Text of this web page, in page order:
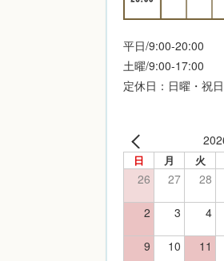
平日/9:00-20:00
土曜/9:00-17:00
定休日：日曜・祝日
日 月 火
26 27 28
2 3 4
9 10 11